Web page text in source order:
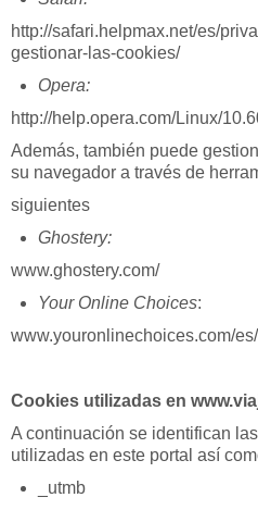
http://safari.helpmax.net/es/
gestionar-las-cookies/
Opera:
http://help.opera.com/Linux/
Además, también puede
su navegador a través de
siguientes
Ghostery:
www.ghostery.com/
Your Online Choices:
www.youronlinechoices.com/es/
Cookies utilizadas en
A continuación se identifican
utilizadas en este portal así
_utmb